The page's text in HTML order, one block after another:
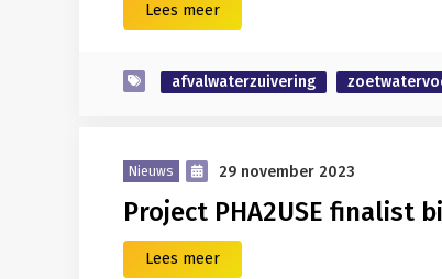
Lees meer
afvalwaterzuivering
Nieuws 29 november 2023
Project PHA2USE finalist
Lees meer